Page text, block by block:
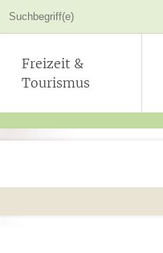
Freizeit &
Tourismus